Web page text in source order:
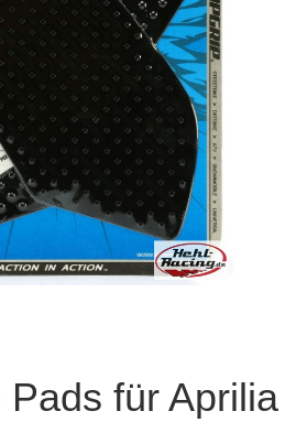
für Aprilia